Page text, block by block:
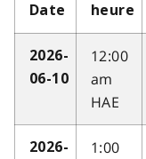
Date heure
2026-
06-10
12:00
am
HAE
2026-
1:00